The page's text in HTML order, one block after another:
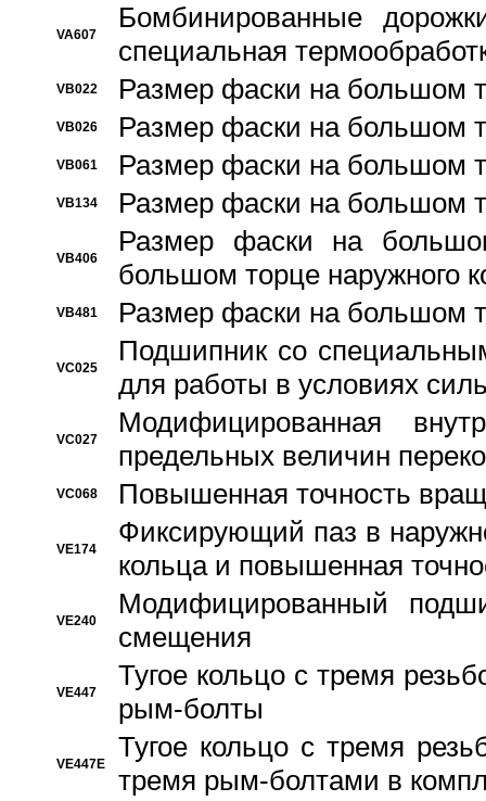
VA607
Бомбинированные
специальная
VB022 Размер фаски на большом
VB026 Размер фаски на большом
VB061 Размер фаски на большом
VB134 Размер фаски на большом
VB406
Размер фаски на
большом торце наружного
VB481 Размер фаски на большом
VC025
Подшипник со
для работы в условиях
VC027
Модифицированная
предельных величин
VC068 Повышенная точность
VE174
Фиксирующий паз в
кольца и повышенная
VE240
Модифицированный
смещения
VE447
Тугое кольцо с тремя
рым-болты
VE447E
Тугое кольцо с тремя
тремя рым-болтами в